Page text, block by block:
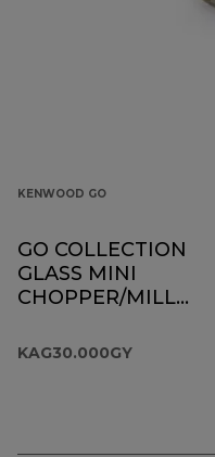
KENWOOD GO
GO COLLECTION
GLASS MINI
CHOPPER/MILL
KAG30.000GY